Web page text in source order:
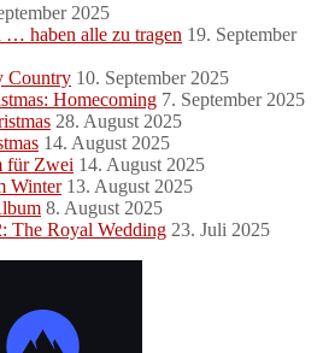
2025
… haben alle zu tragen 19. September
Country 10. September 2025
Homecoming 7. September 2025
28. August 2025
14. August 2025
für Zwei 14. August 2025
Winter 13. August 2025
8. August 2025
The Royal Wedding 23. Juli 2025